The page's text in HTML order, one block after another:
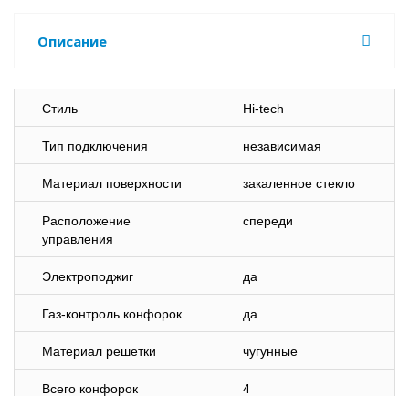
Описание
Стиль Hi-tech
Тип подключения независимая
Материал поверхности закаленное стекло
Расположение
управления
спереди
Электроподжиг да
Газ-контроль конфорок да
Материал решетки чугунные
Всего конфорок 4